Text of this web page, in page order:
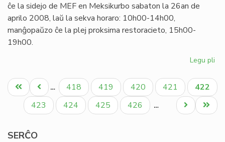
ĉe la sidejo de MEF en Meksikurbo sabaton la 26an de
aprilo 2008, laŭ la sekva horaro: 10h00-14h00,
manĝopaŭzo ĉe la plej proksima restoracieto, 15h00-
19h00.
Legu pli
Pagination
Unua
paĝo
Antaŭa
paĝo
… Paĝo
418 Paĝo
419 Paĝo
420 Paĝo
421
Aktuala
paĝo
422
Paĝo
423 Paĝo
424 Paĝo
425 Paĝo
426 …
Last
page
Next
page
SERĈO